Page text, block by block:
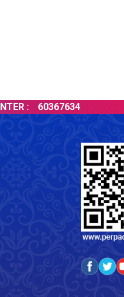
60367634